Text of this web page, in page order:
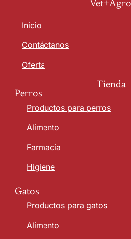
Vet+Agro
Inicio
Contáctanos
Oferta
Tienda
Perros
Productos para perros
Alimento
Farmacia
Higiene
Gatos
Productos para gatos
Alimento